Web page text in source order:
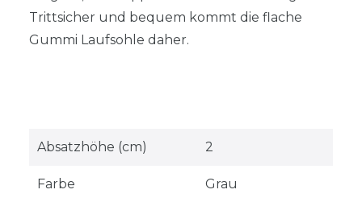
Trittsicher und bequem kommt die flache
Gummi Laufsohle daher.
Absatzhöhe (cm) 2
Farbe Grau